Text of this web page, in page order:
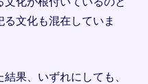
文化も混在していま
果、いずれにしても、